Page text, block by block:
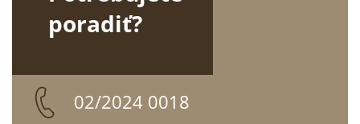
poradiť?
02/2024 0018